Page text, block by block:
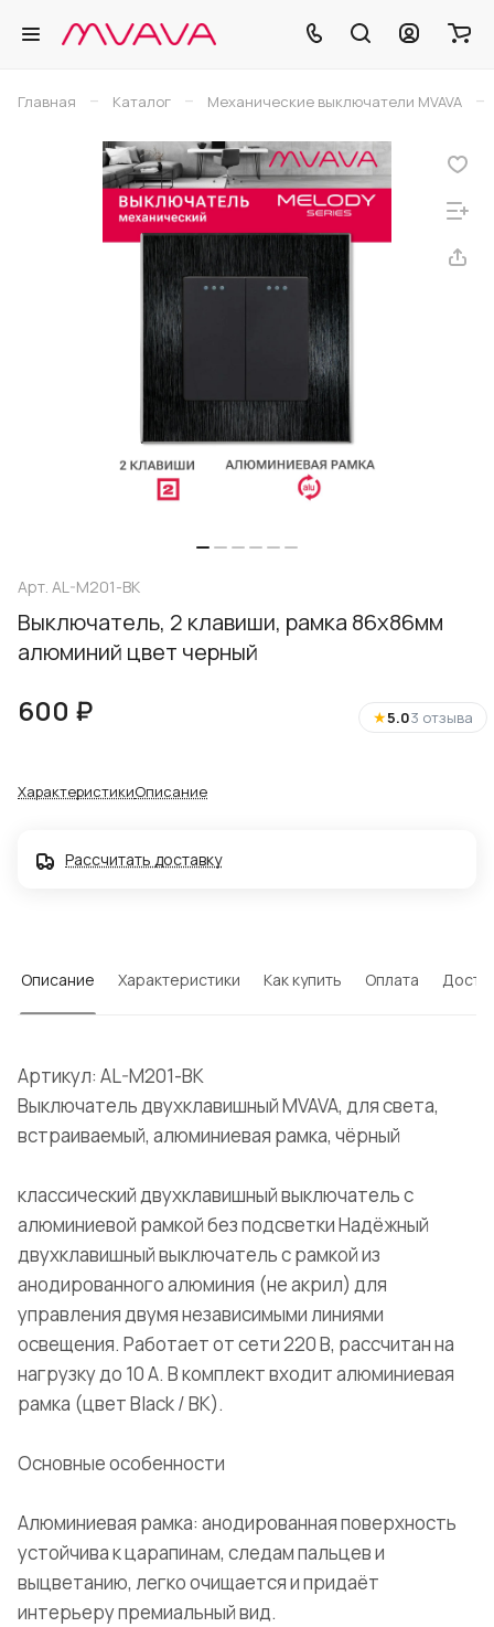
Главная – Каталог – Механические выключатели MVAVA –
Арт. AL-M201-BK
Выключатель, 2 клавиши, рамка 86х86мм
алюминий цвет черный
600 ₽ ★5.03 отзыва
ХарактеристикиОписание
Рассчитать доставку
Описание Характеристики Как купить Оплата
Артикул: AL-M201-BK
Выключатель двухклавишный MVAVA, для света,
встраиваемый, алюминиевая рамка, чёрный
классический двухклавишный выключатель с
алюминиевой рамкой без подсветки Надёжный
двухклавишный выключатель с рамкой из
анодированного алюминия (не акрил) для
управления двумя независимыми линиями
освещения. Работает от сети 220 В, рассчитан на
нагрузку до 10 А. В комплект входит алюминиевая
рамка (цвет Black / BK).
Основные особенности
Алюминиевая рамка: анодированная поверхность
устойчива к царапинам, следам пальцев и
выцветанию, легко очищается и придаёт
интерьеру премиальный вид.